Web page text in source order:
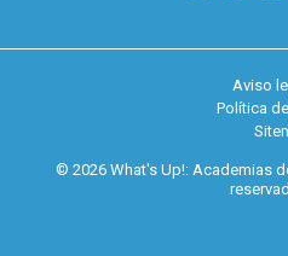
Aviso
Política
© 2026 What's Up!: Academias